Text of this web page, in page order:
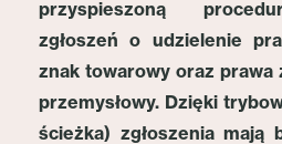
przyspieszoną
zgłoszeń o udzielenie
znak towarowy oraz
przemysłowy. Dzięki
ścieżka) zgłoszenia mają